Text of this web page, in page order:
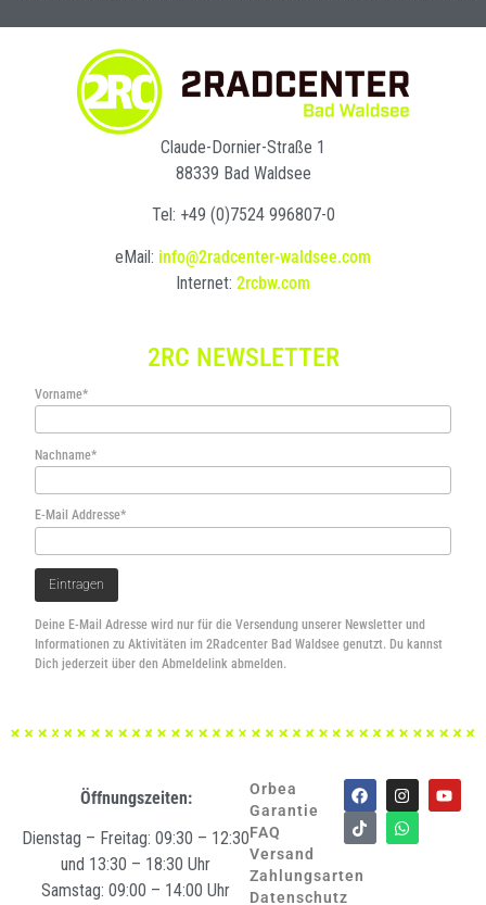
Claude-Dornier-Straße 1
88339 Bad Waldsee
Tel: +49 (0)7524 996807-0
eMail: info@2radcenter-waldsee.com
Internet: 2rcbw.com
2RC NEWSLETTER
Vorname*
Nachname*
E-Mail Addresse*
Deine E-Mail Adresse wird nur für die Versendung unserer Newsletter und
Informationen zu Aktivitäten im 2Radcenter Bad Waldsee genutzt. Du kannst
Dich jederzeit über den Abmeldelink abmelden.
Öffnungszeiten:
Dienstag – Freitag: 09:30 – 12:30
und 13:30 – 18:30 Uhr
Samstag: 09:00 – 14:00 Uhr
Orbea
Garantie
FAQ
Versand
Zahlungsarten
Datenschutz